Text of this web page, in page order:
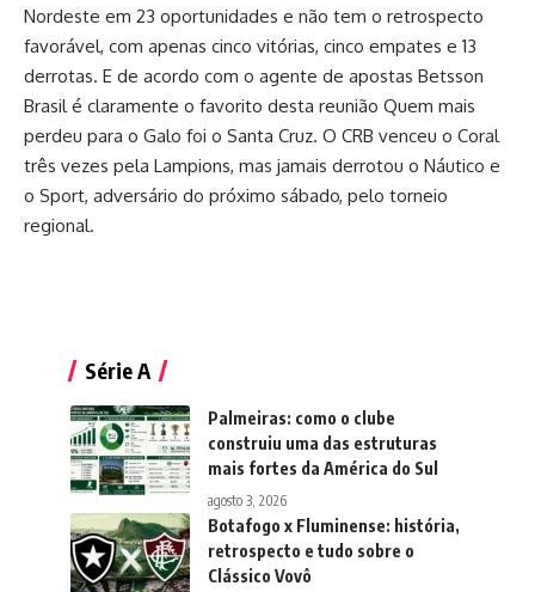
Nordeste em 23 oportunidades e não tem o retrospecto
favorável, com apenas cinco vitórias, cinco empates e 13
derrotas. E de acordo com o agente de apostas Betsson
Brasil é claramente o favorito desta reunião Quem mais
perdeu para o Galo foi o Santa Cruz. O CRB venceu o Coral
três vezes pela Lampions, mas jamais derrotou o Náutico e
o Sport, adversário do próximo sábado, pelo torneio
regional.
Série A
Palmeiras: como o clube
construiu uma das estruturas
mais fortes da América do Sul
agosto 3, 2026
Botafogo x Fluminense: história,
retrospecto e tudo sobre o
Clássico Vovô